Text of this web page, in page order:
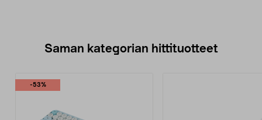
Saman kategorian hittituotteet
-53%